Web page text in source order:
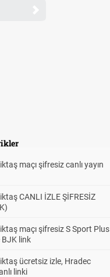
maçı şifresiz canlı yayın
CANLI İZLE ŞİFRESİZ
maçı şifresiz S Sport Plus
BJK link
ücretsiz izle, Hradec
linki